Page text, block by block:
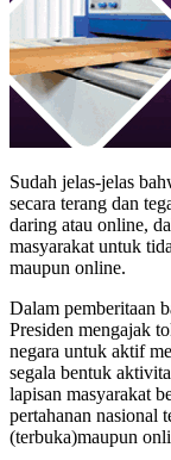
Sudah jelas-jelas
secara terang dan
daring atau online,
masyarakat untuk
maupun online.
Dalam pemberitaan
Presiden mengajak
negara untuk aktif
segala bentuk
lapisan masyarakat
pertahanan nasional
(terbuka)maupun